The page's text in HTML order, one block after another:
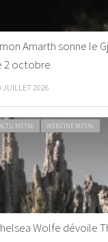
Amarth sonne le
2 octobre
JUILLET 2026
METAL WEBZINE METAL
Wolfe dévoile